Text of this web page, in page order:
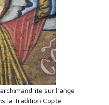
sur l’ange
la Tradition Copte